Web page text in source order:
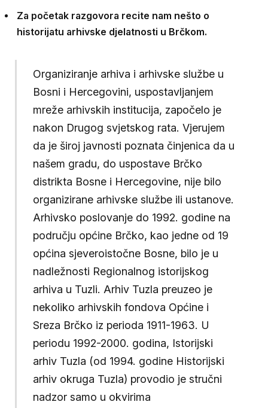
Za početak razgovora recite nam nešto o
historijatu arhivske djelatnosti u Brčkom.
Organiziranje arhiva i arhivske službe u
Bosni i Hercegovini, uspostavljanjem
mreže arhivskih institucija, započelo je
nakon Drugog svjetskog rata. Vjerujem
da je široj javnosti poznata činjenica da u
našem gradu, do uspostave Brčko
distrikta Bosne i Hercegovine, nije bilo
organizirane arhivske službe ili ustanove.
Arhivsko poslovanje do 1992. godine na
području općine Brčko, kao jedne od 19
općina sjeveroistočne Bosne, bilo je u
nadležnosti Regionalnog istorijskog
arhiva u Tuzli. Arhiv Tuzla preuzeo je
nekoliko arhivskih fondova Općine i
Sreza Brčko iz perioda 1911-1963. U
periodu 1992-2000. godina, Istorijski
arhiv Tuzla (od 1994. godine Historijski
arhiv okruga Tuzla) provodio je stručni
nadzor samo u okvirima